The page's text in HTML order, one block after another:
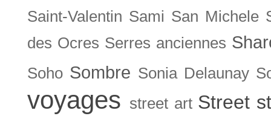
Saint-Valentin Sami San Michele
des Ocres Serres anciennes
Soho Sombre Sonia Delaunay
voyages street art Street